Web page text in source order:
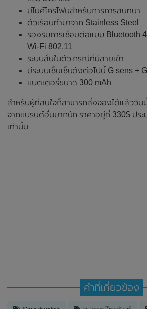
มีไมค์โครโฟนสำหรับการการสนทนา
ตัวเรือนทำมาจาก Stainless Steel
รองรับการเชื่อมต่อแบบ Bluetooth
Wi-Fi 802.11
ระบบสั่นในตัว กรณีที่มีสายเข้า
มีระบบเซ็นเซ็นดังต่อไปนี้ G sens +
แบตเตอรี่ขนาด 300 mAh
สำหรับผู้ที่สนใจก็สามารถสั่งจองได้แล้ววัน
จากแบรนด์อื่นมากนัก ราคาอยู่ที่ 330$ ปร
เท่านั้น
คำที่เกี่ยวข้อง